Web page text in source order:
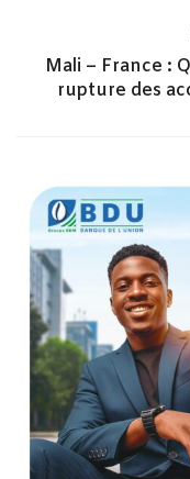
Mali – France :
rupture des